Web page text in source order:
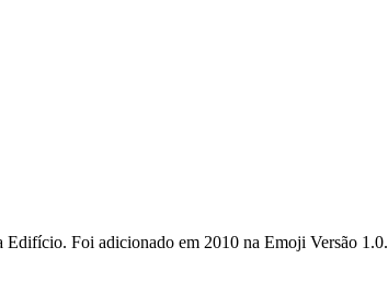
Edifício. Foi adicionado em 2010 na Emoji Versão 1.0.